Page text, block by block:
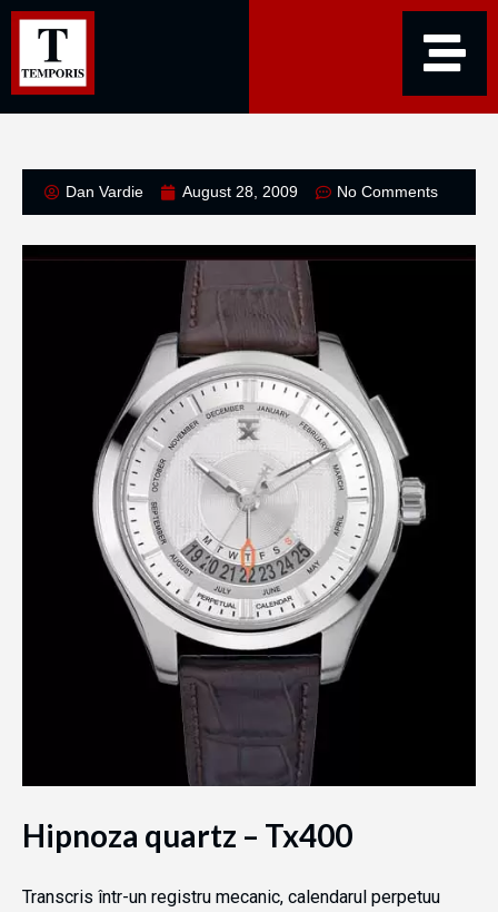
Dan Vardie August 28, 2009 No Comments
Hipnoza quartz – Tx400
Transcris într-un registru mecanic, calendarul perpetuu